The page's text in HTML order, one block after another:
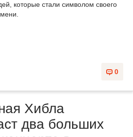
которые стали символом своего
0
Хибла
два больших